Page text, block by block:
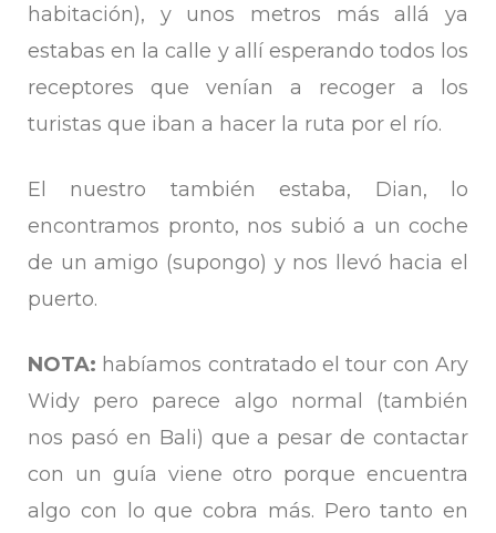
habitación), y unos metros más allá ya
estabas en la calle y allí esperando todos los
receptores que venían a recoger a los
turistas que iban a hacer la ruta por el río.
El nuestro también estaba, Dian, lo
encontramos pronto, nos subió a un coche
de un amigo (supongo) y nos llevó hacia el
puerto.
NOTA: habíamos contratado el tour con Ary
Widy pero parece algo normal (también
nos pasó en Bali) que a pesar de contactar
con un guía viene otro porque encuentra
algo con lo que cobra más. Pero tanto en